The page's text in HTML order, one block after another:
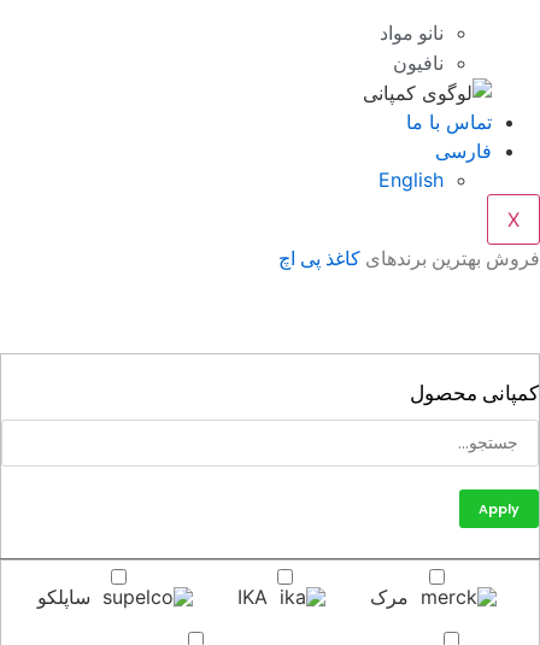
نانو مواد
نافیون
تماس با ما
فارسی
English
بهترین برندهایکاغذ پی اچ
محصول
Apply
مرک IKA ساپلکو